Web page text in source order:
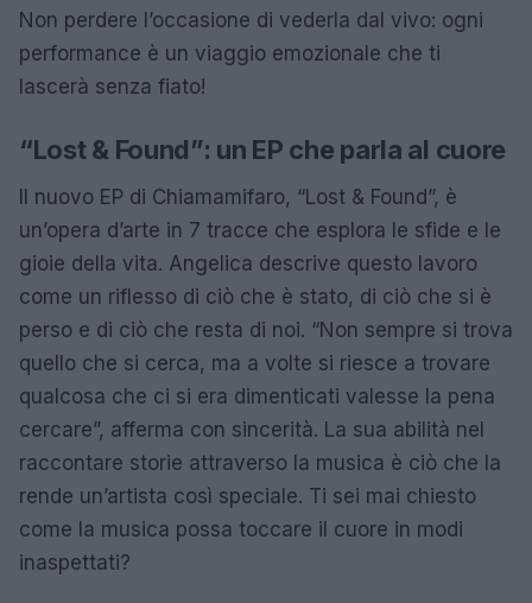
Non perdere l’occasione di vederla dal vivo: ogni
performance è un viaggio emozionale che ti
lascerà senza fiato!
“Lost & Found”: un EP che parla al cuore
Il nuovo EP di Chiamamifaro, “Lost & Found”, è
un’opera d’arte in 7 tracce che esplora le sfide e le
gioie della vita. Angelica descrive questo lavoro
come un riflesso di ciò che è stato, di ciò che si è
perso e di ciò che resta di noi. “Non sempre si trova
quello che si cerca, ma a volte si riesce a trovare
qualcosa che ci si era dimenticati valesse la pena
cercare”, afferma con sincerità. La sua abilità nel
raccontare storie attraverso la musica è ciò che la
rende un’artista così speciale. Ti sei mai chiesto
come la musica possa toccare il cuore in modi
inaspettati?